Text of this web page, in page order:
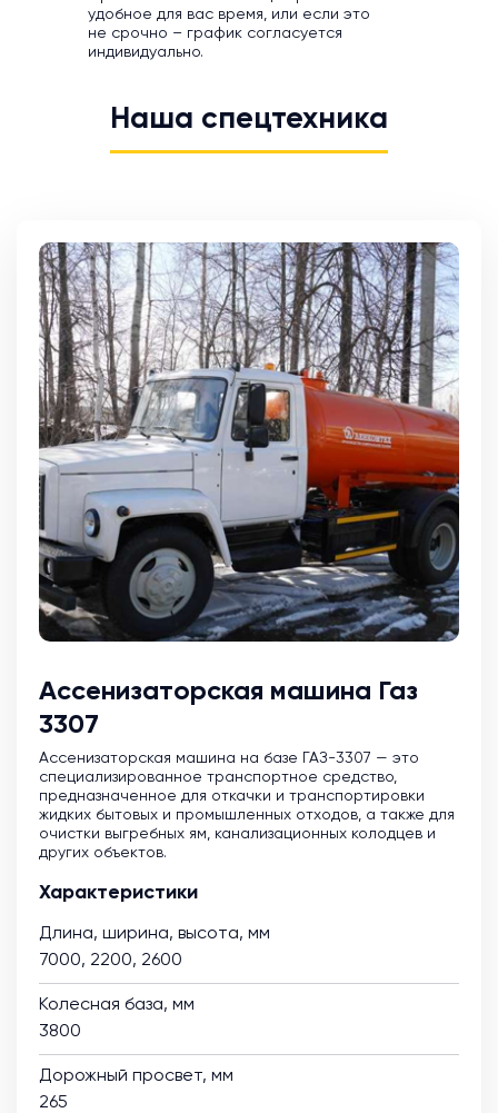
удобное для вас время, или если это
не срочно – график согласуется
индивидуально.
Наша спецтехника
Ассенизаторская машина Газ
3307
Ассенизаторская машина на базе ГАЗ-3307 — это
специализированное транспортное средство,
предназначенное для откачки и транспортировки
жидких бытовых и промышленных отходов, а также для
очистки выгребных ям, канализационных колодцев и
других объектов.
Характеристики
Длина, ширина, высота, мм
7000, 2200, 2600
Колесная база, мм
3800
Дорожный просвет, мм
265